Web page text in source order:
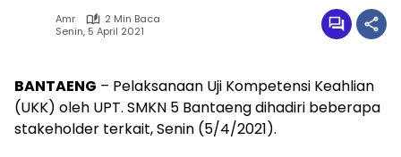
Amr
2 Min Baca
Senin, 5 April 2021
BANTAENG – Pelaksanaan Uji Kompetensi Keahlian
(UKK) oleh UPT. SMKN 5 Bantaeng dihadiri beberapa
stakeholder terkait, Senin (5/4/2021).